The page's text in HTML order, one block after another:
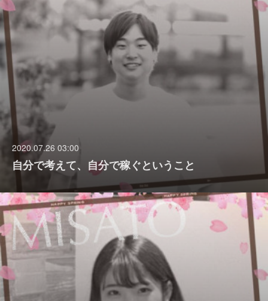
2020.07.26 03:00
自分で考えて、自分で稼ぐということ